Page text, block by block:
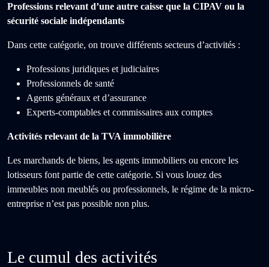
Professions relevant d’une autre caisse que la CIPAV ou la
sécurité sociale indépendants
Dans cette catégorie, on trouve différents secteurs d’activités :
Professions juridiques et judiciaires
Professionnels de santé
Agents généraux et d’assurance
Experts-comptables et commissaires aux comptes
Activités relevant de la TVA immobilière
Les marchands de biens, les agents immobiliers ou encore les
lotisseurs font partie de cette catégorie. Si vous louez des
immeubles non meublés ou professionnels, le régime de la micro-
entreprise n’est pas possible non plus.
Le cumul des activités